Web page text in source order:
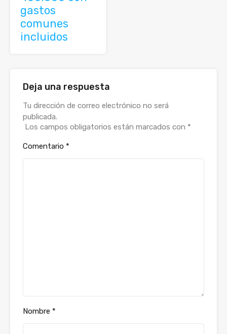
gastos
comunes
incluidos
Deja una respuesta
Tu dirección de correo electrónico no será
publicada.
Los campos obligatorios están marcados con *
Comentario *
Nombre *
Alternative: